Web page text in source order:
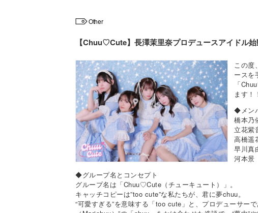
Other
【Chuu♡Cute】長澤茉里奈プロデュースアイドル始
この度
ースを
「
ます！
◆メン
橋本乃
立花紫
高橋遥
早川真
河本景
◆グループ名とコンセプト
グループ名は「Chuu♡Cute（チューキュート）」。
キャッチコピーは”too cute”な私たちが、君に夢chuu。
“可愛すぎる”を意味する「too cute」と、プロデューサー